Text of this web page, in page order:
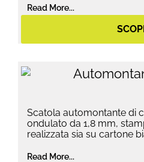
Read More...
Scatola automontante di
ondulato da 1,8 mm,
realizzata sia su cartone
Read More...